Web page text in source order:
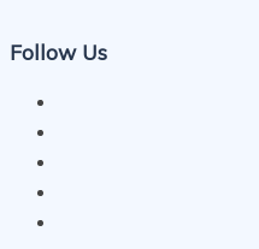
Follow Us